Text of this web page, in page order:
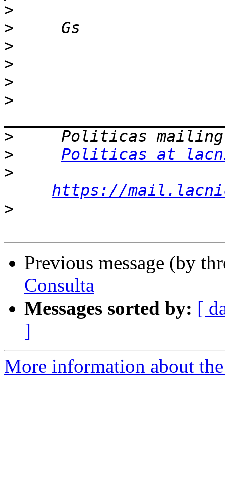
>
>
>
>
>
>
>
>
Politicas at
>
https://
>
Previous message (by
Consulta
Messages sorted by: [
]
More information about